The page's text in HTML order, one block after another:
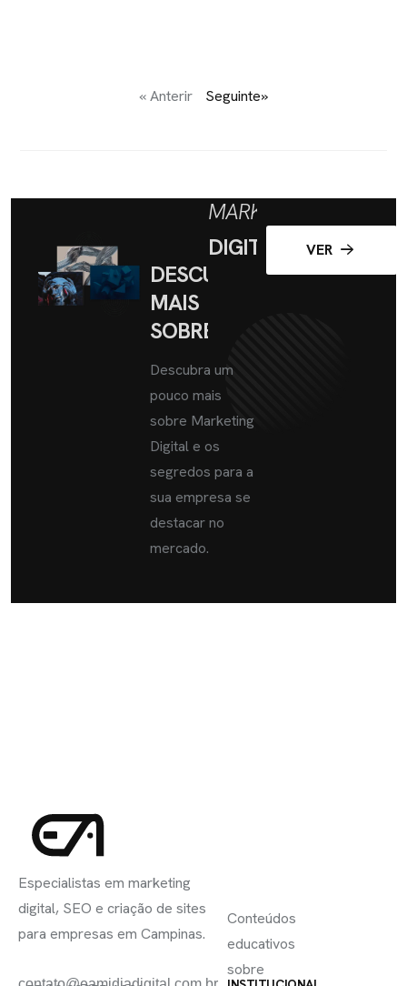
« Anterir Seguinte»
DESCUBRA
MAIS
SOBRE
MARKETING
DIGITAL
Descubra um
pouco mais
sobre Marketing
Digital e os
segredos para a
sua empresa se
destacar no
mercado.
VER
Especialistas em marketing
digital, SEO e criação de sites
para empresas em Campinas.
Conteúdos
educativos
sobre